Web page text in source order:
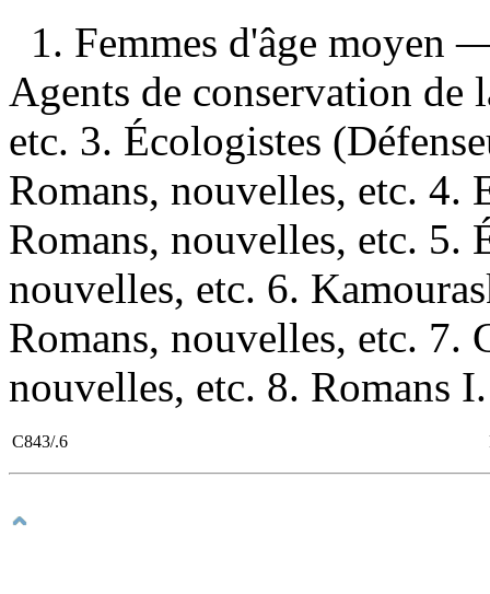
1. Femmes d'âge moyen
Agents de conservation
etc. 3. Écologistes
Romans, nouvelles, etc.
Romans, nouvelles, etc.
nouvelles, etc. 6.
Romans, nouvelles, etc. 7.
nouvelles, etc. 8. Romans
C843/.6